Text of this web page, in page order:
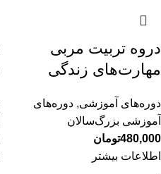
دروه تربیت مربی
مهارت‌های زندگی
دوره‌های آموزشی, دوره‌های
آموزشی بزرگ‌سالان
480,000تومان
اطلاعات بیشتر